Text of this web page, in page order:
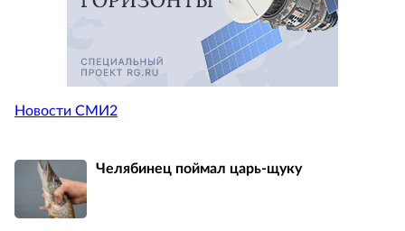
Новости СМИ2
Челябинец поймал царь-щуку